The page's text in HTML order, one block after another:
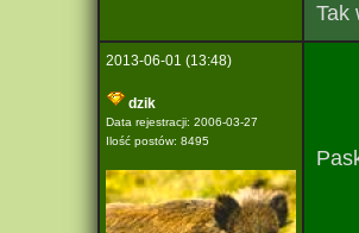
Tak
2013-06-01 (13:48)
dzik
Data rejestracji: 2006-03-27
Ilość postów: 8495